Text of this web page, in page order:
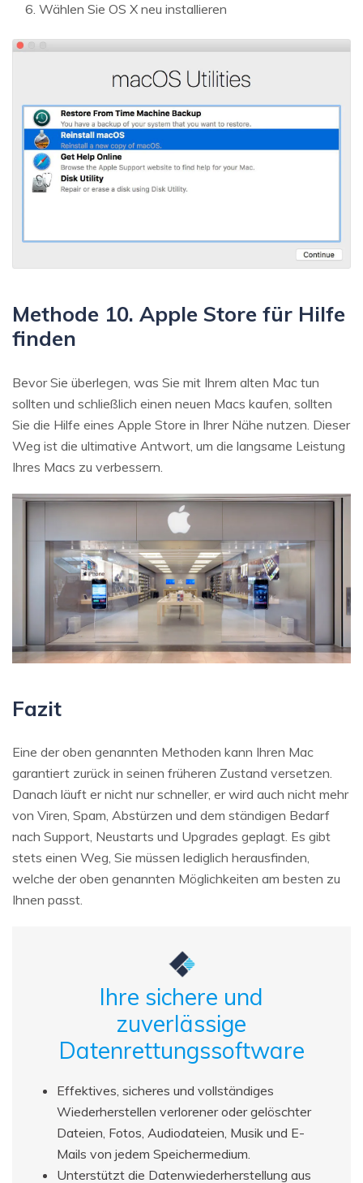
Wählen Sie OS X neu installieren
Methode 10. Apple Store für Hilfe
finden
Bevor Sie überlegen, was Sie mit Ihrem alten Mac tun
sollten und schließlich einen neuen Macs kaufen, sollten
Sie die Hilfe eines Apple Store in Ihrer Nähe nutzen. Dieser
Weg ist die ultimative Antwort, um die langsame Leistung
Ihres Macs zu verbessern.
Fazit
Eine der oben genannten Methoden kann Ihren Mac
garantiert zurück in seinen früheren Zustand versetzen.
Danach läuft er nicht nur schneller, er wird auch nicht mehr
von Viren, Spam, Abstürzen und dem ständigen Bedarf
nach Support, Neustarts und Upgrades geplagt. Es gibt
stets einen Weg, Sie müssen lediglich herausfinden,
welche der oben genannten Möglichkeiten am besten zu
Ihnen passt.
Ihre sichere und
zuverlässige
Datenrettungssoftware
Effektives, sicheres und vollständiges
Wiederherstellen verlorener oder gelöschter
Dateien, Fotos, Audiodateien, Musik und E-
Mails von jedem Speichermedium.
Unterstützt die Datenwiederherstellung aus